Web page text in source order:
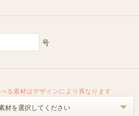
号
る素材はデザインにより異なります